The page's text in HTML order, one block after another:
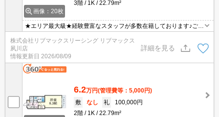
画像：20枚
3階
1K 22.79m²
★エリア最大級★経験豊富なスタッフが多数在籍しております♪ご要
望がありましたらお申し付けください！初期費用クレジット支払可
能！オンライン内覧・オンライン契約等弊社に一度も来店せずとも
問題ありません♪弊社ではネットに掲載されている物件も全てご紹介
可能になりますので気になる物件は全て申し付けください★
株式会社リブマックスリーシング リブマックス
夙川店
情報更新日 2026/08/09
詳細を見る
6.2万円(管理費等：5,000円)
敷
なし 礼
100,000円
2階
1K 22.79m²